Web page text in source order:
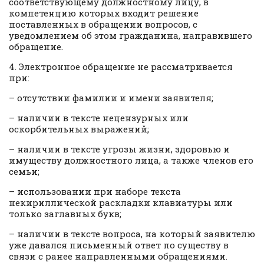
компетенцию которых входит решение
поставленных в обращении вопросов, с
уведомлением об этом гражданина, направившего
обращение.
4. Электронное обращение не рассматривается
при:
– отсутствии фамилии и имени заявителя;
– наличии в тексте нецензурных или
оскорбительных выражений;
– наличии в тексте угрозы жизни, здоровью и
имуществу должностного лица, а также членов его
семьи;
– использовании при наборе текста
некириллической раскладки клавиатуры или
только заглавных букв;
– наличии в тексте вопроса, на который заявителю
уже давался письменный ответ по существу в
связи с ранее направленными обращениями.